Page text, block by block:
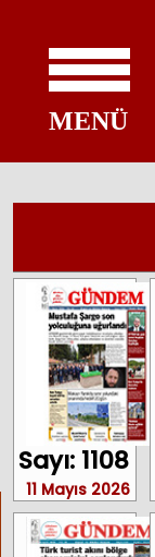
MENÜ
Sayı: 1108
11 Mayıs 2026